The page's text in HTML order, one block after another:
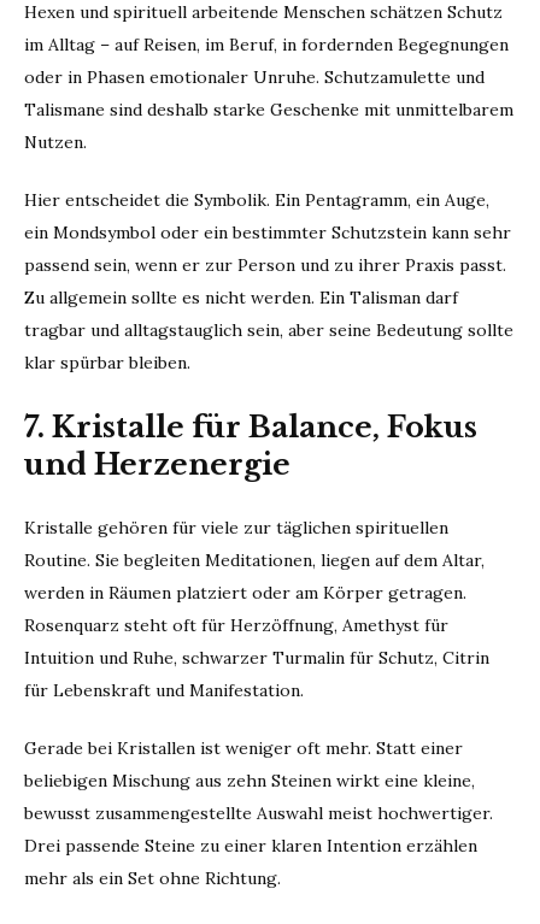
Hexen und spirituell arbeitende Menschen schätzen Schutz
im Alltag – auf Reisen, im Beruf, in fordernden Begegnungen
oder in Phasen emotionaler Unruhe. Schutzamulette und
Talismane sind deshalb starke Geschenke mit unmittelbarem
Nutzen.
Hier entscheidet die Symbolik. Ein Pentagramm, ein Auge,
ein Mondsymbol oder ein bestimmter Schutzstein kann sehr
passend sein, wenn er zur Person und zu ihrer Praxis passt.
Zu allgemein sollte es nicht werden. Ein Talisman darf
tragbar und alltagstauglich sein, aber seine Bedeutung sollte
klar spürbar bleiben.
7. Kristalle für Balance, Fokus
und Herzenergie
Kristalle gehören für viele zur täglichen spirituellen
Routine. Sie begleiten Meditationen, liegen auf dem Altar,
werden in Räumen platziert oder am Körper getragen.
Rosenquarz steht oft für Herzöffnung, Amethyst für
Intuition und Ruhe, schwarzer Turmalin für Schutz, Citrin
für Lebenskraft und Manifestation.
Gerade bei Kristallen ist weniger oft mehr. Statt einer
beliebigen Mischung aus zehn Steinen wirkt eine kleine,
bewusst zusammengestellte Auswahl meist hochwertiger.
Drei passende Steine zu einer klaren Intention erzählen
mehr als ein Set ohne Richtung.